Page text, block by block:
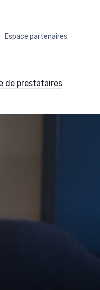
Espace partenaires
de prestataires